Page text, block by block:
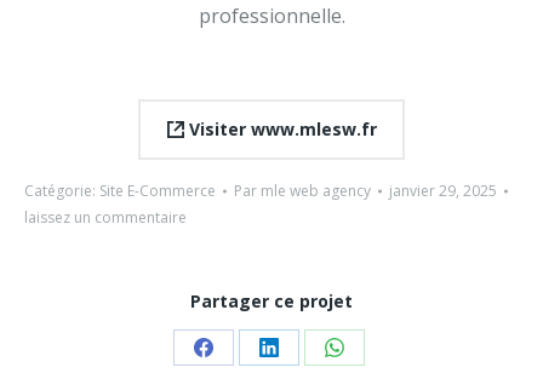
professionnelle.
Visiter www.mlesw.fr
Catégorie: Site E-Commerce Par mle web agency
janvier 29, 2025
laissez un commentaire
Partager ce projet
PartagerPartagerPartager